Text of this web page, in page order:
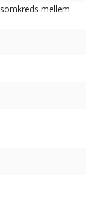
mellem